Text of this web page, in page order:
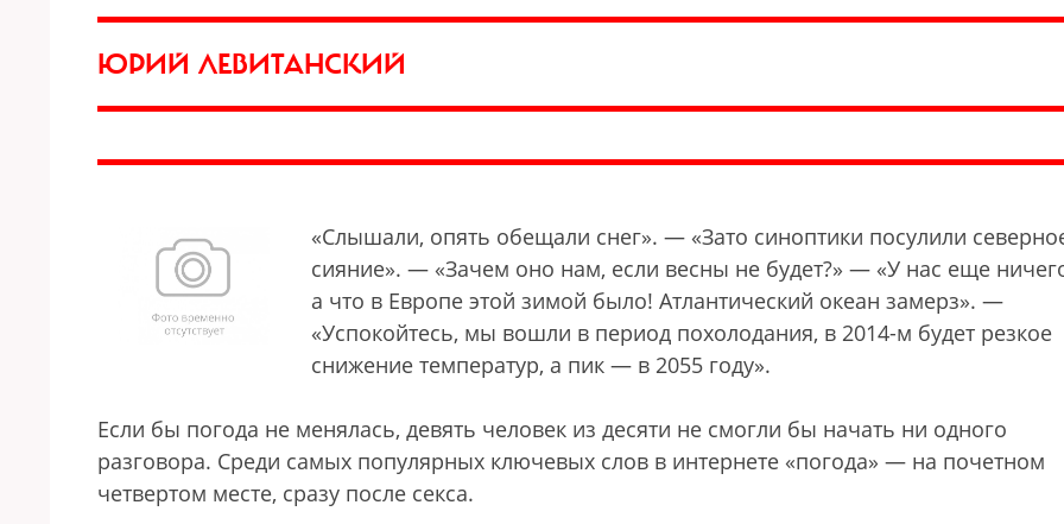
ЮРИЙ ЛЕВИТАНСКИЙ
«Слышали, опять обещали снег». — «Зато синоптики посулили
сияние». — «Зачем оно нам, если весны не будет?» — «У нас еще
а что в Европе этой зимой было! Атлантический океан замерз». —
«Успокойтесь, мы вошли в период похолодания, в 2014-м будет резкое
снижение температур, а пик — в 2055 году».
Если бы погода не менялась, девять человек из десяти не смогли бы начать ни одного
разговора. Среди самых популярных ключевых слов в интернете «погода» — на почетном
четвертом месте, сразу после секса.